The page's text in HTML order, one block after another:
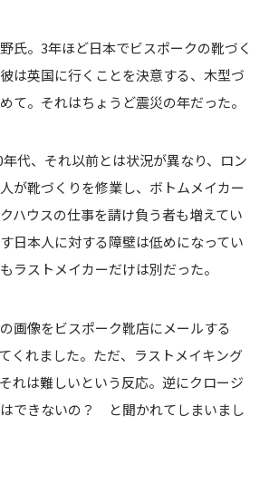
氏。3年ほど日本でビスポークの靴づく
は英国に行くことを決意する、木型づ
て。それはちょうど震災の年だった。
代、それ以前とは状況が異なり、ロン
が靴づくりを修業し、ボトムメイカー
ハウスの仕事を請け負う者も増えてい
日本人に対する障壁は低めになってい
ラストメイカーだけは別だった。
画像をビスポーク靴店にメールする
くれました。ただ、ラストメイキング
れは難しいという反応。逆にクロージ
できないの？ と聞かれてしまいまし